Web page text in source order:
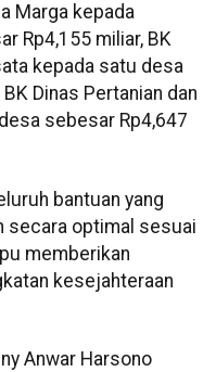
Marga kepada
Rp4,155 miliar, BK
kepada satu desa
Dinas Pertanian dan
sebesar Rp4,647
bantuan yang
secara optimal sesuai
memberikan
kesejahteraan
Anwar Harsono